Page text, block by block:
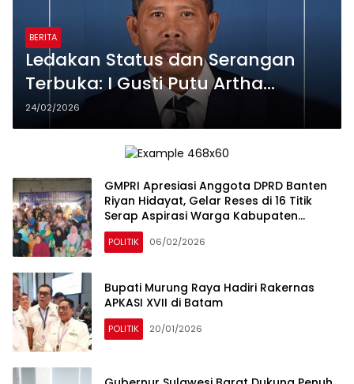
BERITA
Ledakan Status dan Serangan
Terbuka: I Gusti Putu Artha
Disorot, Etika Mantan
Penyelenggara Pemilu
Dipertanyakan
24/02/2026
GMPRI Apresiasi Anggota DPRD Banten
Riyan Hidayat, Gelar Reses di 16 Titik
Serap Aspirasi Warga Kabupaten
Tangerang
POLITIK 06/02/2026
Bupati Murung Raya Hadiri Rakernas
APKASI XVII di Batam
POLITIK 20/01/2026